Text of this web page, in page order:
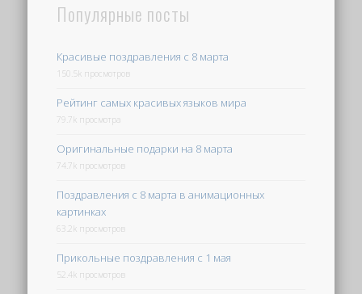
Популярные посты
Красивые поздравления с 8 марта
150.5k просмотров
Рейтинг самых красивых языков мира
79.7k просмотра
Оригинальные подарки на 8 марта
74.7k просмотров
Поздравления с 8 марта в анимационных
картинках
63.2k просмотров
Прикольные поздравления с 1 мая
52.4k просмотров